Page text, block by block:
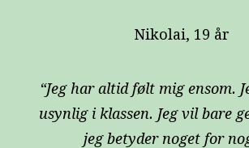
Nikolai, 19 år
“Jeg har altid følt mig ensom.
usynlig i klassen. Jeg vil bare
jeg betyder noget for